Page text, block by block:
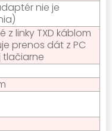
nie je
linky TXD káblom
prenos dát z PC
tlačiarne